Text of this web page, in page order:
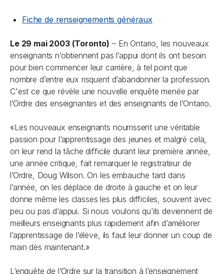
Fiche de renseignements généraux
Le 29 mai 2003 (Toronto) – En Ontario, les nouveaux
enseignants n’obtiennent pas l’appui dont ils ont besoin
pour bien commencer leur carrière, à tel point que
nombre d’entre eux risquent d’abandonner la profession.
C'est ce que révèle une nouvelle enquête menée par
l’Ordre des enseignantes et des enseignants de l’Ontario.
«Les nouveaux enseignants nourrissent une véritable
passion pour l’apprentissage des jeunes et malgré cela,
on leur rend la tâche difficile durant leur première année,
une année critique, fait remarquer le registrateur de
l’Ordre, Doug Wilson. On les embauche tard dans
l’année, on les déplace de droite à gauche et on leur
donne même les classes les plus difficiles, souvent avec
peu ou pas d’appui. Si nous voulons qu’ils deviennent de
meilleurs enseignants plus rapidement afin d’améliorer
l’apprentissage de l’élève, ils faut leur donner un coup de
main dès maintenant.»
L’enquête de l’Ordre sur la transition à l’enseignement